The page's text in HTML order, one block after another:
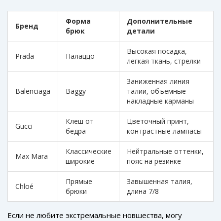
скинни. Prada, Max Mara и Stella McCartney сделали
ставку на комфорт: чем больше воздуха вокруг ног, тем
лучше. Любопытно, что помимо безразмерных брюк
вернулись аккуратные стрелки — акцент на структуру
остался модным. Трендовая длина – в пол или чуть
короче, чтобы слегка открывать пятку. Ниже в таблице
удобно посмотреть, кто и как поэкспериментировал с
Бренд
Форма
брюк
Дополнительные
детали
Prada Палаццо
Высокая посадка,
легкая ткань, стрелки
Balenciaga Baggy
Заниженная линия
талии, объемные
накладные карманы
Gucci
Клеш от
бедра
Цветочный принт,
контрастные лампасы
Max Mara
Классические
широкие
Нейтральные оттенки,
пояс на резинке
Chloé
Прямые
брюки
Завышенная талия,
длина 7/8
Если не любите экстремальные новшества, могу